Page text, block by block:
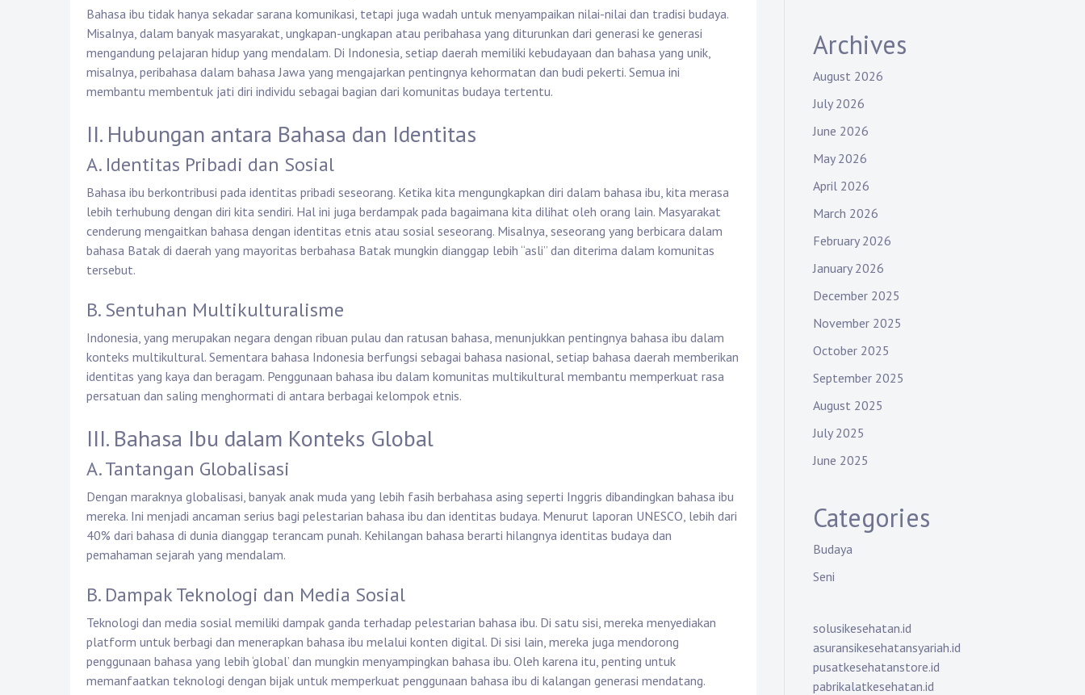
Bahasa ibu tidak hanya sekadar sarana komunikasi, tetapi juga wadah untuk menyampaikan nilai-nilai dan tradisi budaya.
Misalnya, dalam banyak masyarakat, ungkapan-ungkapan atau peribahasa yang diturunkan dari generasi ke generasi
mengandung pelajaran hidup yang mendalam. Di Indonesia, setiap daerah memiliki kebudayaan dan bahasa yang unik,
misalnya, peribahasa dalam bahasa Jawa yang mengajarkan pentingnya kehormatan dan budi pekerti. Semua ini
membantu membentuk jati diri individu sebagai bagian dari komunitas budaya tertentu.
II. Hubungan antara Bahasa dan Identitas
A. Identitas Pribadi dan Sosial
Bahasa ibu berkontribusi pada identitas pribadi seseorang. Ketika kita mengungkapkan diri dalam bahasa ibu, kita merasa
lebih terhubung dengan diri kita sendiri. Hal ini juga berdampak pada bagaimana kita dilihat oleh orang lain. Masyarakat
cenderung mengaitkan bahasa dengan identitas etnis atau sosial seseorang. Misalnya, seseorang yang berbicara dalam
bahasa Batak di daerah yang mayoritas berbahasa Batak mungkin dianggap lebih “asli” dan diterima dalam komunitas
tersebut.
B. Sentuhan Multikulturalisme
Indonesia, yang merupakan negara dengan ribuan pulau dan ratusan bahasa, menunjukkan pentingnya bahasa ibu dalam
konteks multikultural. Sementara bahasa Indonesia berfungsi sebagai bahasa nasional, setiap bahasa daerah memberikan
identitas yang kaya dan beragam. Penggunaan bahasa ibu dalam komunitas multikultural membantu memperkuat rasa
persatuan dan saling menghormati di antara berbagai kelompok etnis.
III. Bahasa Ibu dalam Konteks Global
A. Tantangan Globalisasi
Dengan maraknya globalisasi, banyak anak muda yang lebih fasih berbahasa asing seperti Inggris dibandingkan bahasa ibu
mereka. Ini menjadi ancaman serius bagi pelestarian bahasa ibu dan identitas budaya. Menurut laporan UNESCO, lebih dari
40% dari bahasa di dunia dianggap terancam punah. Kehilangan bahasa berarti hilangnya identitas budaya dan
pemahaman sejarah yang mendalam.
B. Dampak Teknologi dan Media Sosial
Teknologi dan media sosial memiliki dampak ganda terhadap pelestarian bahasa ibu. Di satu sisi, mereka menyediakan
platform untuk berbagi dan menerapkan bahasa ibu melalui konten digital. Di sisi lain, mereka juga mendorong
penggunaan bahasa yang lebih ‘global’ dan mungkin menyampingkan bahasa ibu. Oleh karena itu, penting untuk
memanfaatkan teknologi dengan bijak untuk memperkuat penggunaan bahasa ibu di kalangan generasi mendatang.
Archives
August 2026
July 2026
June 2026
May 2026
April 2026
March 2026
February 2026
January 2026
December 2025
November 2025
October 2025
September 2025
August 2025
July 2025
June 2025
Categories
Budaya
Seni
solusikesehatan.id
asuransikesehatansyariah.id
pusatkesehatanstore.id
pabrikalatkesehatan.id